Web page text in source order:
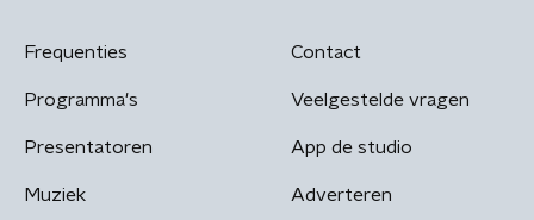
Frequenties
Programma's
Presentatoren
Muziek
Contact
Veelgestelde vragen
App de studio
Adverteren